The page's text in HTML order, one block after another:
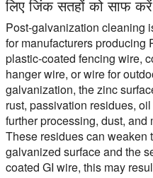
लिए जिंक सतहों को साफ करें
Post-galvanization cleaning
for manufacturers producing
plastic-coated fencing wire,
hanger wire, or wire for
galvanization, the zinc
rust, passivation residues,
further processing, dust, and
These residues can weaken
galvanized surface and the
coated GI wire, this may